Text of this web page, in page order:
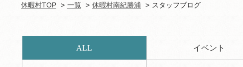
休暇村TOP 一覧 休暇村南紀勝浦 スタッフブログ
ALL イベント